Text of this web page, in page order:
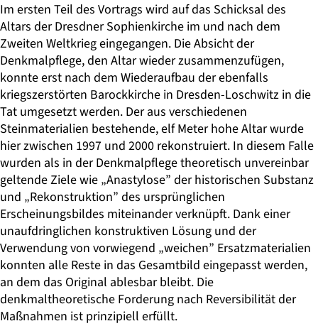
Im ersten Teil des Vortrags wird auf das Schicksal des
Altars der Dresdner Sophienkirche im und nach dem
Zweiten Weltkrieg eingegangen. Die Absicht der
Denkmalpflege, den Altar wieder zusammenzufügen,
konnte erst nach dem Wiederaufbau der ebenfalls
kriegszerstörten Barockkirche in Dresden-Loschwitz in die
Tat umgesetzt werden. Der aus verschiedenen
Steinmaterialien bestehende, elf Meter hohe Altar wurde
hier zwischen 1997 und 2000 rekonstruiert. In diesem Falle
wurden als in der Denkmalpflege theoretisch unvereinbar
geltende Ziele wie „Anastylose” der historischen Substanz
und „Rekonstruktion” des ursprünglichen
Erscheinungsbildes miteinander verknüpft. Dank einer
unaufdringlichen konstruktiven Lösung und der
Verwendung von vorwiegend „weichen” Ersatzmaterialien
konnten alle Reste in das Gesamtbild eingepasst werden,
an dem das Original ablesbar bleibt. Die
denkmaltheoretische Forderung nach Reversibilität der
Maßnahmen ist prinzipiell erfüllt.